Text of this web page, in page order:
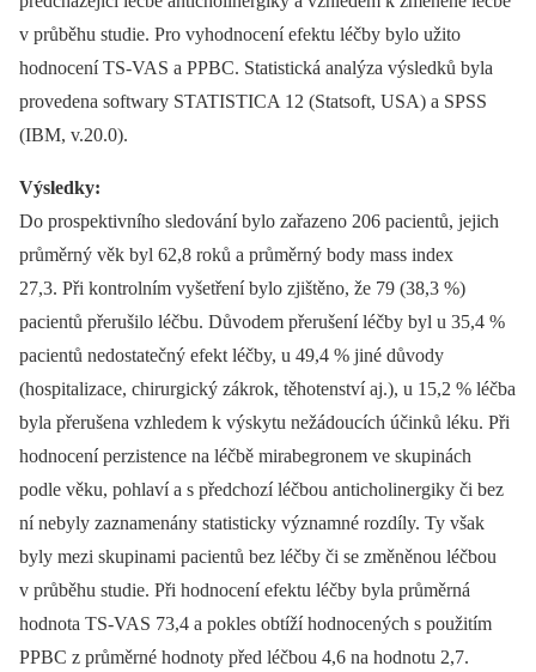
v průběhu studie. Pro vyhodnocení efektu léčby bylo užito
hodnocení TS-VAS a PPBC. Statistická analýza výsledků byla
provedena softwary STATISTICA 12 (Statsoft, USA) a SPSS
(IBM, v.20.0).
Výsledky:
Do prospektivního sledování bylo zařazeno 206 pacientů, jejich
průměrný věk byl 62,8 roků a průměrný body mass index
27,3. Při kontrolním vyšetření bylo zjištěno, že 79 (38,3 %)
pacientů přerušilo léčbu. Důvodem přerušení léčby byl u 35,4 %
pacientů nedostatečný efekt léčby, u 49,4 % jiné důvody
(hospitalizace, chirurgický zákrok, těhotenství aj.), u 15,2 % léčba
byla přerušena vzhledem k výskytu nežádoucích účinků léku. Při
hodnocení perzistence na léčbě mirabegronem ve skupinách
podle věku, pohlaví a s předchozí léčbou anticholinergiky či bez
ní nebyly zaznamenány statisticky významné rozdíly. Ty však
byly mezi skupinami pacientů bez léčby či se změněnou léčbou
v průběhu studie. Při hodnocení efektu léčby byla průměrná
hodnota TS-VAS 73,4 a pokles obtíží hodnocených s použitím
PPBC z průměrné hodnoty před léčbou 4,6 na hodnotu 2,7.